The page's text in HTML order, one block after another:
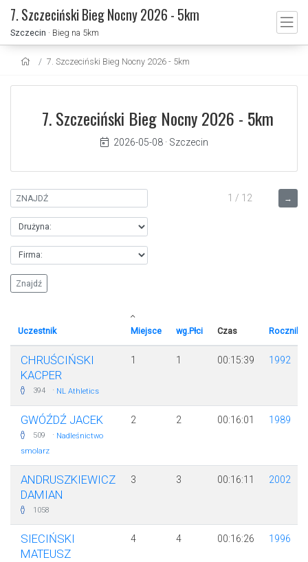
7. Szczeciński Bieg Nocny 2026 - 5km
Szczecin · Bieg na 5km
7. Szczeciński Bieg Nocny 2026 - 5km
7. Szczeciński Bieg Nocny 2026 - 5km
2026-05-08· Szczecin
→
1 / 12
Uczestnik Miejsce wg.Płci Czas Rocznik
CHRUŚCIŃSKI
KACPER
394 · NL Athletics
1 1 00:15:39 1992
GWÓŹDŹ JACEK
509 · Nadleśnictwo
smolarz
2 2 00:16:01 1989
ANDRUSZKIEWICZ
DAMIAN
1058
3 3 00:16:11 2002
SIECIŃSKI
MATEUSZ
4 4 00:16:26 1996